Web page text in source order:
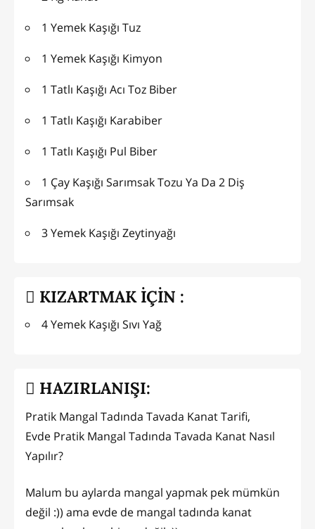
1 Yemek Kaşığı Tuz
1 Yemek Kaşığı Kimyon
1 Tatlı Kaşığı Acı Toz Biber
1 Tatlı Kaşığı Karabiber
1 Tatlı Kaşığı Pul Biber
1 Çay Kaşığı Sarımsak Tozu Ya Da 2 Diş
Sarımsak
3 Yemek Kaşığı Zeytinyağı
KIZARTMAK İÇİN :
4 Yemek Kaşığı Sıvı Yağ
HAZIRLANIŞI:
Pratik Mangal Tadında Tavada Kanat Tarifi,
Evde Pratik Mangal Tadında Tavada Kanat Nasıl
Yapılır?
Malum bu aylarda mangal yapmak pek mümkün
değil :)) ama evde de mangal tadında kanat